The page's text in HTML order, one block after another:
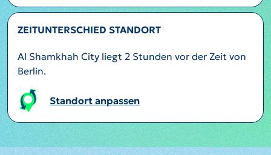
ZEITUNTERSCHIED STANDORT
Al Shamkhah City liegt 2 Stunden vor der Zeit von
Berlin.
Standort anpassen